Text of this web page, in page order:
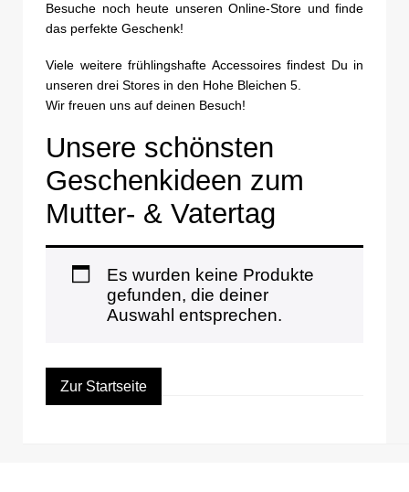
Besuche noch heute unseren Online-Store und finde
das perfekte Geschenk!
Viele weitere frühlingshafte Accessoires findest Du in
unseren drei Stores in den Hohe Bleichen 5.
Wir freuen uns auf deinen Besuch!
Unsere schönsten
Geschenkideen zum
Mutter- & Vatertag
Es wurden keine Produkte
gefunden, die deiner
Auswahl entsprechen.
Zur Startseite